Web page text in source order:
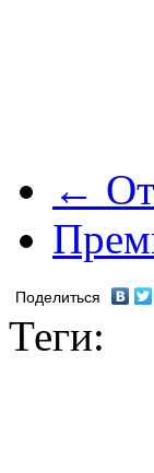
←
Поделиться
Теги: